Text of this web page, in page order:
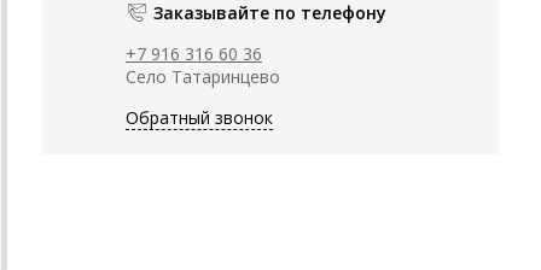
Заказывайте по телефону
+7 916 316 60 36
Село Татаринцево
Обратный звонок